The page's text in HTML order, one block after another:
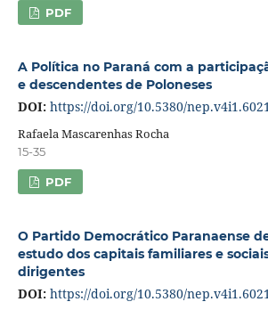
PDF
A Política no Paraná com a
e descendentes de Poloneses
DOI: https://doi.org/10.5380/
Rafaela Mascarenhas Rocha
15-35
PDF
O Partido Democrático Paranaense de
estudo dos capitais familiares e
dirigentes
DOI: https://doi.org/10.5380/